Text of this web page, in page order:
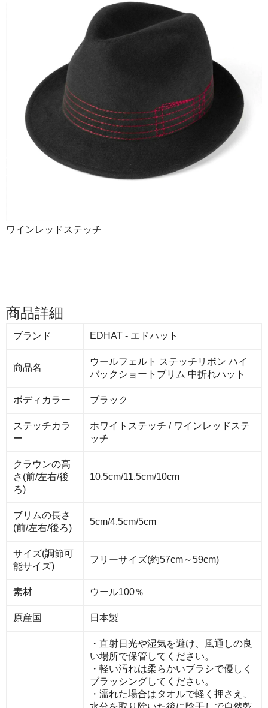
ワインレッドステッチ
商品詳細
ブランド EDHAT - エドハット
商品名
ウールフェルト ステッチリボン ハイ
バックショートブリム 中折れハット
ボディカラー ブラック
ステッチカラ
ー
ホワイトステッチ / ワインレッドステ
ッチ
クラウンの高
さ(前/左右/後
ろ)
10.5cm/11.5cm/10cm
ブリムの長さ
(前/左右/後ろ)
5cm/4.5cm/5cm
サイズ(調節可
能サイズ)
フリーサイズ(約57cm～59cm)
素材 ウール100％
原産国 日本製
・直射日光や湿気を避け、風通しの良
い場所で保管してください。
・軽い汚れは柔らかいブラシで優しく
ブラッシングしてください。
・濡れた場合はタオルで軽く押さえ、